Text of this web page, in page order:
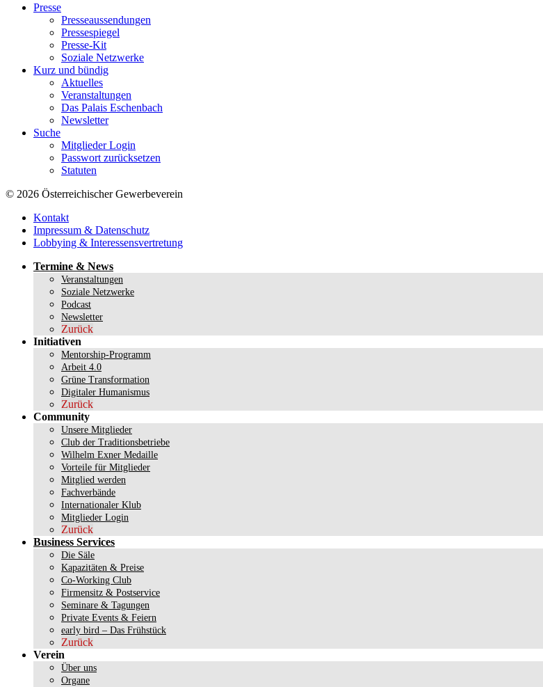
Presse
Presseaussendungen
Pressespiegel
Presse-Kit
Soziale Netzwerke
Kurz und bündig
Aktuelles
Veranstaltungen
Das Palais Eschenbach
Newsletter
Suche
Mitglieder Login
Passwort zurücksetzen
Statuten
© 2026 Österreichischer Gewerbeverein
Kontakt
Impressum & Datenschutz
Lobbying & Interessensvertretung
Termine & News
Veranstaltungen
Soziale Netzwerke
Podcast
Newsletter
Zurück
Initiativen
Mentorship-Programm
Arbeit 4.0
Grüne Transformation
Digitaler Humanismus
Zurück
Community
Unsere Mitglieder
Club der Traditionsbetriebe
Wilhelm Exner Medaille
Vorteile für Mitglieder
Mitglied werden
Fachverbände
Internationaler Klub
Mitglieder Login
Zurück
Business Services
Die Säle
Kapazitäten & Preise
Co-Working Club
Firmensitz & Postservice
Seminare & Tagungen
Private Events & Feiern
early bird – Das Frühstück
Zurück
Verein
Über uns
Organe